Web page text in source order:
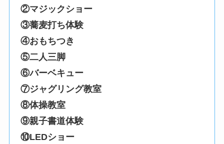
②マジックショー
③蕎麦打ち体験
④おもちつき
⑤二人三脚
⑥バーベキュー
⑦ジャグリング教室
⑧体操教室
⑨親子書道体験
⑩LEDショー